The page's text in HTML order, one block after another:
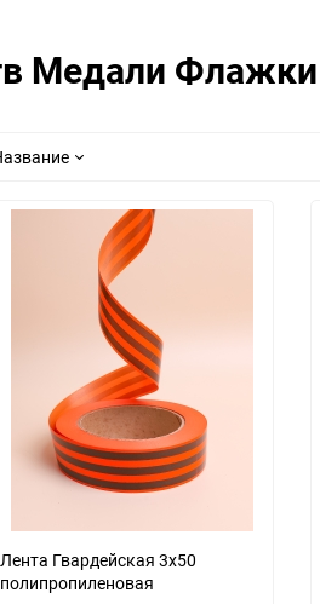
Медали Флажки
Лента Гвардейская 3х50
полипропиленовая